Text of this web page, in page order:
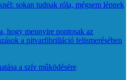
sokan tudnak róla, mégsem lépnek
hogy mennyire pontosak az
a pitvarfibrilláció felismerésében
a szív működésére